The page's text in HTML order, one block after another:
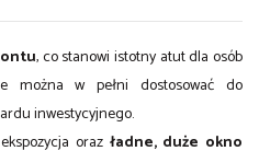
, co stanowi istotny atut dla osób
można w pełni dostosować do
inwestycyjnego.
oraz ładne, duże okno